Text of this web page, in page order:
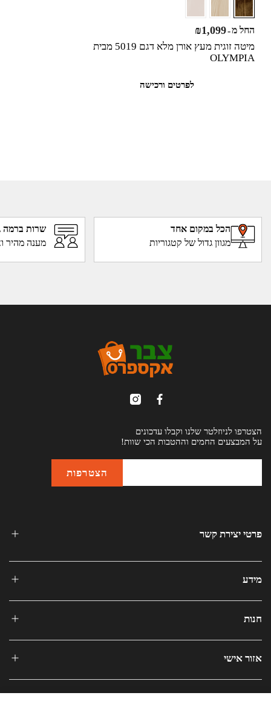
מיטה זוגית מעץ אורן מלא דגם 5019 מבית
OLYMPIA
החל מ-
₪1,099
לפרטים ורכישה
הכל במקום אחד
מגוון גדול של קטגוריות
שרות ברמה
מענה מהיר
הצטרפו לניוזלטר שלנו וקבלו עדכונים
על המבצעים החמים וההטבות הכי שוות!
פרטי יצירת קשר
מידע
חנות
אזור אישי